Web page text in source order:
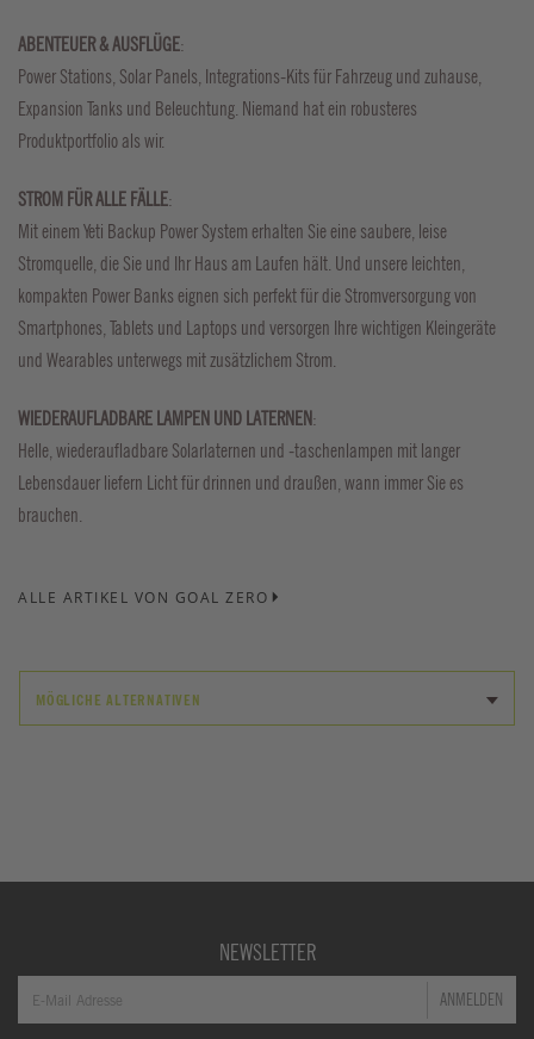
ABENTEUER & AUSFLÜGE:
Power Stations, Solar Panels, Integrations-Kits für Fahrzeug und zuhause,
Expansion Tanks und Beleuchtung. Niemand hat ein robusteres
Produktportfolio als wir.
STROM FÜR ALLE FÄLLE:
Mit einem Yeti Backup Power System erhalten Sie eine saubere, leise
Stromquelle, die Sie und Ihr Haus am Laufen hält. Und unsere leichten,
kompakten Power Banks eignen sich perfekt für die Stromversorgung von
Smartphones, Tablets und Laptops und versorgen Ihre wichtigen Kleingeräte
und Wearables unterwegs mit zusätzlichem Strom.
WIEDERAUFLADBARE LAMPEN UND LATERNEN:
Helle, wiederaufladbare Solarlaternen und -taschenlampen mit langer
Lebensdauer liefern Licht für drinnen und draußen, wann immer Sie es
brauchen.
ALLE ARTIKEL VON GOAL ZERO
MÖGLICHE ALTERNATIVEN
NEWSLETTER
ANMELDEN